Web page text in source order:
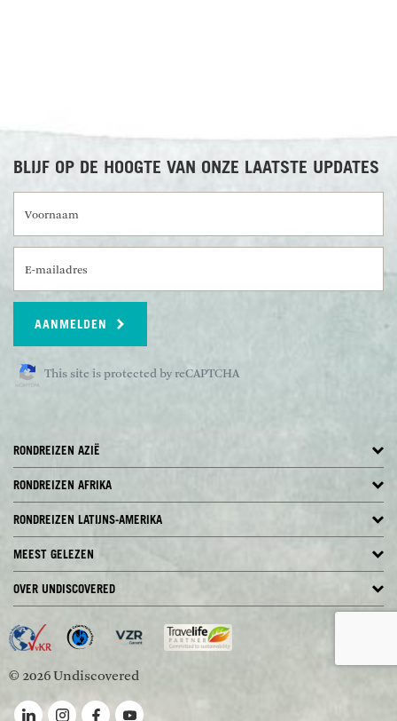
BLIJF OP DE HOOGTE VAN ONZE LAATSTE UPDATES
AANMELDEN
This site is protected by reCAPTCHA
RONDREIZEN AZIË
RONDREIZEN AFRIKA
RONDREIZEN LATIJNS-AMERIKA
MEEST GELEZEN
OVER UNDISCOVERED
© 2026 Undiscovered